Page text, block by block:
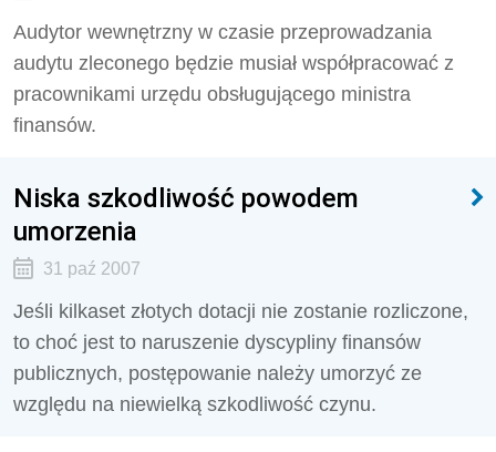
Audytor wewnętrzny w czasie przeprowadzania
audytu zleconego będzie musiał współpracować z
pracownikami urzędu obsługującego ministra
finansów.
Niska szkodliwość powodem
umorzenia
31 paź 2007
Jeśli kilkaset złotych dotacji nie zostanie rozliczone,
to choć jest to naruszenie dyscypliny finansów
publicznych, postępowanie należy umorzyć ze
względu na niewielką szkodliwość czynu.